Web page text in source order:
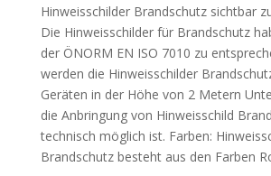
Hinweisschilder Brandschutz sichtbar
Die Hinweisschilder für Brandschutz
der ÖNORM EN ISO 7010 zu
werden die Hinweisschilder
Geräten in der Höhe von 2 Metern
die Anbringung von Hinweisschild
technisch möglich ist. Farben:
Brandschutz besteht aus den Farben